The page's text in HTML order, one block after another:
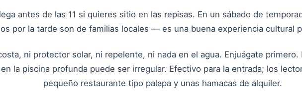
antes de las 11 si quieres sitio en las repisas. En un sábado de
por la tarde son de familias locales — es una buena experiencia cultural
ni protector solar, ni repelente, ni nada en el agua. Enjuágate
la piscina profunda puede ser irregular. Efectivo para la entrada; los
pequeño restaurante tipo palapa y unas hamacas de alquiler.